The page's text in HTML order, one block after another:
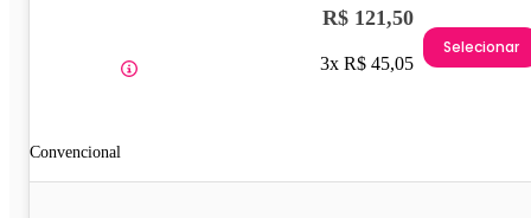
Convencional
R$ 121,50
3x R$ 45,05
Selecionar